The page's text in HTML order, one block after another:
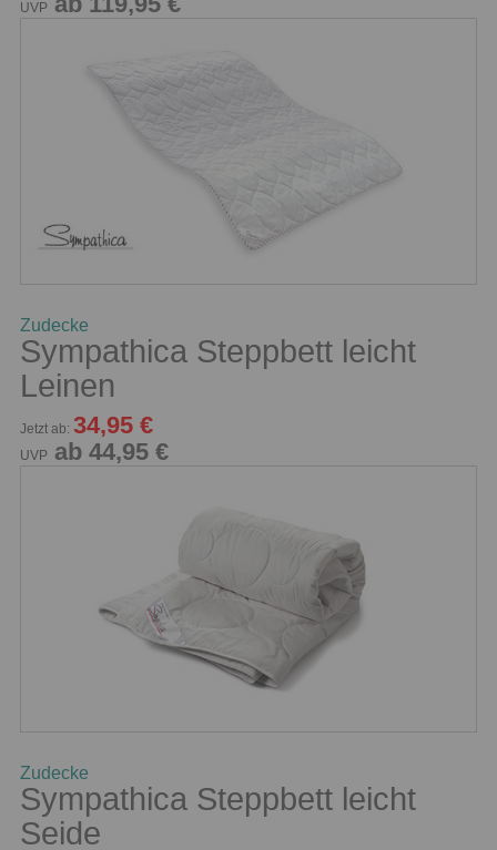
UVP
Zudecke
Sympathica Steppbett leicht
Leinen
Jetzt ab: 34,95 €
UVP ab 44,95 €
Zudecke
Sympathica Steppbett leicht
Seide